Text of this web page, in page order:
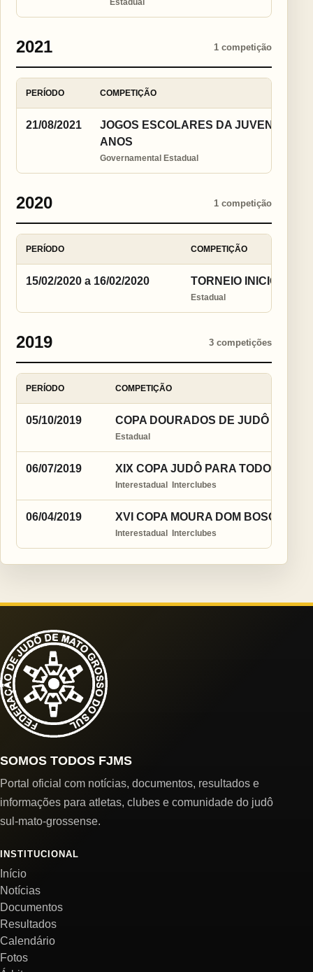
Estadual
2021 1 competição
PERÍODO COMPETIÇÃO
21/08/2021
JOGOS ESCOLARES DA JUVENTUDE
ANOS
Governamental Estadual
2020 1 competição
PERÍODO COMPETIÇÃO
15/02/2020 a 16/02/2020 TORNEIO INICIO
Estadual
2019 3 competições
PERÍODO COMPETIÇÃO
05/10/2019 COPA DOURADOS DE JUDÔ - 2019
Estadual
06/07/2019 XIX COPA JUDÔ PARA TODOS
Interestadual  Interclubes
06/04/2019 XVI COPA MOURA DOM BOSCO DE
Interestadual  Interclubes
SOMOS TODOS FJMS
Portal oficial com notícias, documentos, resultados e
informações para atletas, clubes e comunidade do judô
sul-mato-grossense.
INSTITUCIONAL
Início
Notícias
Documentos
Resultados
Calendário
Fotos